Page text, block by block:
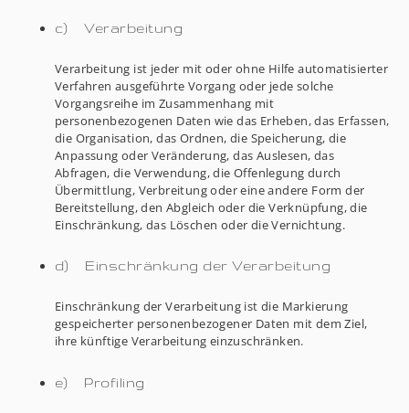
c) Verarbeitung
Verarbeitung ist jeder mit oder ohne Hilfe automatisierter
Verfahren ausgeführte Vorgang oder jede solche
Vorgangsreihe im Zusammenhang mit
personenbezogenen Daten wie das Erheben, das Erfassen,
die Organisation, das Ordnen, die Speicherung, die
Anpassung oder Veränderung, das Auslesen, das
Abfragen, die Verwendung, die Offenlegung durch
Übermittlung, Verbreitung oder eine andere Form der
Bereitstellung, den Abgleich oder die Verknüpfung, die
Einschränkung, das Löschen oder die Vernichtung.
d) Einschränkung der Verarbeitung
Einschränkung der Verarbeitung ist die Markierung
gespeicherter personenbezogener Daten mit dem Ziel,
ihre künftige Verarbeitung einzuschränken.
e) Profiling